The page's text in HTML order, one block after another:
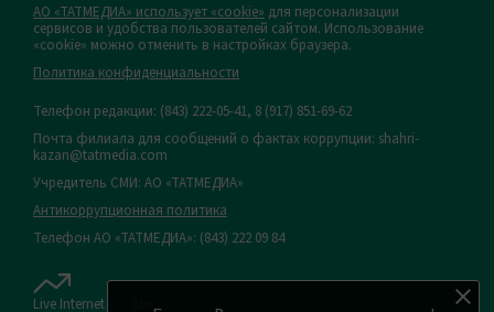
АО «ТАТМЕДИА» использует «cookie» для персонализации
сервисов и удобства пользователей сайтом. Использование
«cookie» можно отменить в настройках браузера.
Политика конфиденциальности
Телефон редакции: (843) 222-05-41, 8 (917) 851-69-62
Почта филиала для сообщений о фактах коррупции: shahri-
kazan@tatmedia.com
Учредитель СМИ: АО «ТАТМЕДИА»
Антикоррупционная политика
Телефон АО «ТАТМЕДИА»: (843) 222 09 84
Live Internet